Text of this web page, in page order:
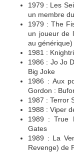
1979 : Les
un membre
1979 : The
un joueur de
au générique)
1981 :
1986 : Jo Jo
Big Joke
1986 : Aux
Gordon :
1987 : Terror
1988 : Viper
1989 : True
Gates
1989 : La
Revenge) de